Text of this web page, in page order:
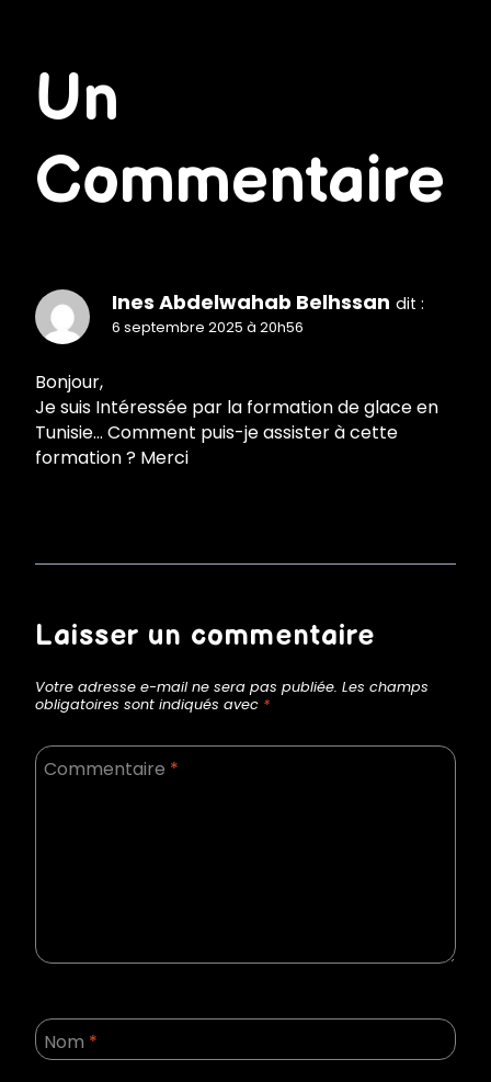
l’article
Un
Commentaire
Ines Abdelwahab Belhssan dit :
6 septembre 2025 à 20h56
Bonjour,
Je suis Intéressée par la formation de glace en
Tunisie… Comment puis-je assister à cette
formation ? Merci
Laisser un commentaire
Votre adresse e-mail ne sera pas publiée. Les champs
obligatoires sont indiqués avec *
Commentaire *
Nom *